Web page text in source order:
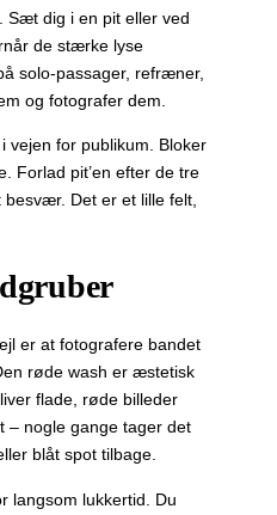
dig i en pit eller ved
de stærke lyse
solo-passager, refræner,
og fotografer dem.
vejen for publikum. Bloker
Forlad pit’en efter de tre
Det er et lille felt,
er at fotografere bandet
røde wash er æstetisk
flade, røde billeder
– nogle gange tager det
blåt spot tilbage.
langsom lukkertid. Du